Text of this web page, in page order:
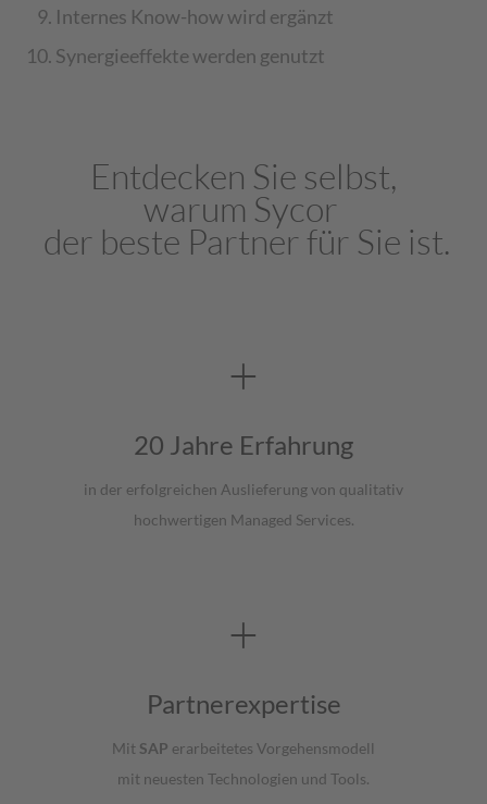
Internes Know-how wird ergänzt
Synergieeffekte werden genutzt
Entdecken Sie selbst,
warum Sycor
der beste Partner für Sie ist.
+
20 Jahre Erfahrung
in der erfolgreichen Auslieferung von qualitativ
hochwertigen Managed Services.
+
Partnerexpertise
Mit SAP erarbeitetes Vorgehensmodell
mit neuesten Technologien und Tools​.